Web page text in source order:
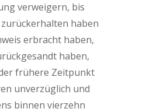
verweigern, bis
haben
erbracht haben,
haben,
frühere Zeitpunkt
unverzüglich und
binnen vierzehn